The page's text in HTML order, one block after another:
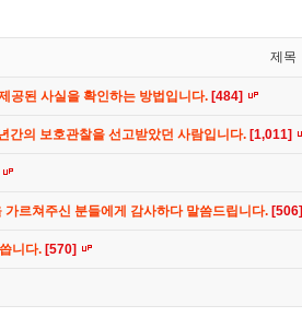
제목
공된 사실을 확인하는 방법입니다. [484]
간의 보호관찰을 선고받았던 사람입니다. [1,011]
르쳐주신 분들에게 감사하다 말씀드립니다. [506]
니다. [570]